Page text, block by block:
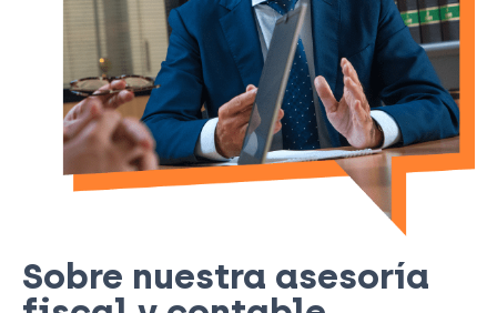
Sobre nuestra asesoría